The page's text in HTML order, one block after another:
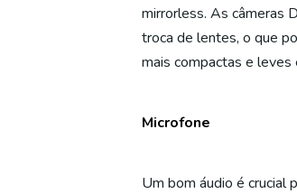
mirrorless. As câmeras
troca de lentes, o que
mais compactas e leves
Microfone
Um bom áudio é crucial